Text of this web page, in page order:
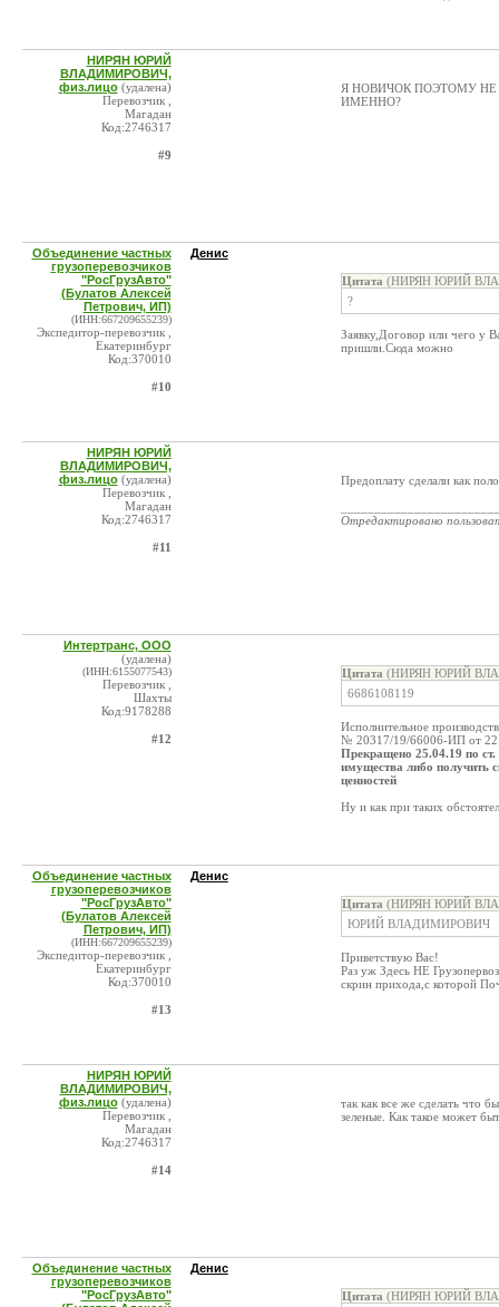
НИРЯН ЮРИЙ
ВЛАДИМИРОВИЧ,
физ.лицо (удалена)
Перевозчик ,
Магадан
Код:2746317
#9
Я НОВИЧОК ПОЭТОМУ
ИМЕННО?
Объединение частных
грузоперевозчиков
"РосГрузАвто"
(Булатов Алексей
Петрович, ИП)
(ИНН:667209655239)
Экспедитор-перевозчик ,
Екатеринбург
Код:370010
#10
Денис
Цитата (НИРЯН ЮРИЙ
?
Заявку,Договор или чего у
пришли.Сюда можно
НИРЯН ЮРИЙ
ВЛАДИМИРОВИЧ,
физ.лицо (удалена)
Перевозчик ,
Магадан
Код:2746317
#11
Предоплату сделали как
Отредактировано
Интертранс, ООО
(удалена)
(ИНН:6155077543)
Перевозчик ,
Шахты
Код:9178288
#12
Цитата (НИРЯН ЮРИЙ
6686108119
Исполнительное
№ 20317/19/66006-ИП от
Прекращено 25.04.19 по
имущества либо получить
ценностей
Ну и как при таких
Объединение частных
грузоперевозчиков
"РосГрузАвто"
(Булатов Алексей
Петрович, ИП)
(ИНН:667209655239)
Экспедитор-перевозчик ,
Екатеринбург
Код:370010
#13
Денис
Цитата (НИРЯН ЮРИЙ
ЮРИЙ ВЛАДИМИРОВИЧ
Приветствую Вас!
Раз уж Здесь НЕ
скрин прихода,с которой
НИРЯН ЮРИЙ
ВЛАДИМИРОВИЧ,
физ.лицо (удалена)
Перевозчик ,
Магадан
Код:2746317
#14
так как все же сделать что
зеленые. Как такое может
Объединение частных
грузоперевозчиков
"РосГрузАвто"
Денис
Цитата (НИРЯН ЮРИЙ